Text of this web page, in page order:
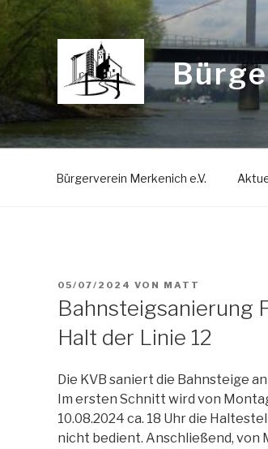
Bürgerverein Merkenich e.V.
VERÖFFENTLICHT
05/07/2024 VON MATT
Bahnsteigsanierung
Halt der Linie 12
Die KVB saniert die Bahnsteige
Im ersten Schnitt wird von
10.08.2024 ca. 18 Uhr die
nicht bedient. Anschließend, von